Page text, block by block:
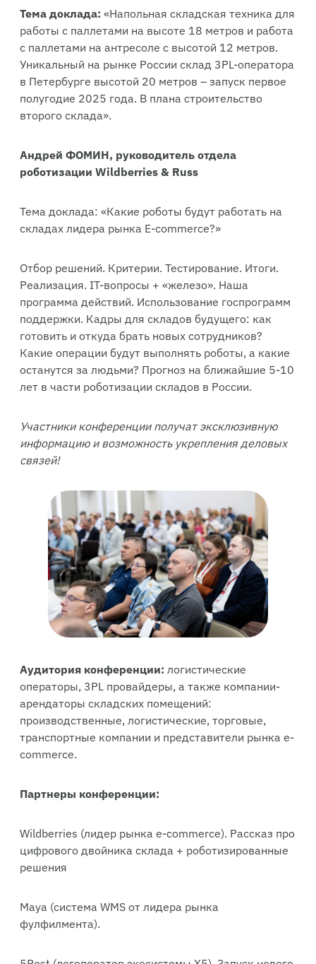
Тема доклада: «Напольная складская техника для
работы с паллетами на высоте 18 метров и работа
с паллетами на антресоле с высотой 12 метров.
Уникальный на рынке России склад 3PL-оператора
в Петербурге высотой 20 метров – запуск первое
полугодие 2025 года. В плана строительство
второго склада».
Андрей ФОМИН, руководитель отдела
роботизации Wildberries & Russ
Тема доклада: «Какие роботы будут работать на
складах лидера рынка E-commerce?»
Отбор решений. Критерии. Тестирование. Итоги.
Реализация. IT-вопросы + «железо». Наша
программа действий. Использование госпрограмм
поддержки. Кадры для складов будущего: как
готовить и откуда брать новых сотрудников?
Какие операции будут выполнять роботы, а какие
останутся за людьми? Прогноз на ближайшие 5-10
лет в части роботизации складов в России.
Участники конференции получат эксклюзивную
информацию и возможность укрепления деловых
связей!
Аудитория конференции: логистические
операторы, 3PL провайдеры, а также компании-
арендаторы складских помещений:
производственные, логистические, торговые,
транспортные компании и представители рынка e-
commerce.
Партнеры конференции:
Wildberries (лидер рынка e-commerce). Рассказ про
цифрового двойника склада + роботизированные
решения
Maya (система WMS от лидера рынка
фулфилмента).